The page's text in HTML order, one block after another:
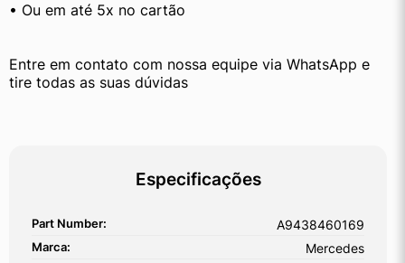
• Ou em até 5x no cartão
Entre em contato com nossa equipe via WhatsApp e
tire todas as suas dúvidas
Especificações
Part Number: A9438460169
Marca: Mercedes